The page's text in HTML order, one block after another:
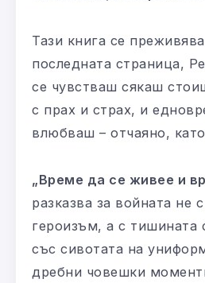
Тази книга се
последната страница,
се чувстваш сякаш
с прах и страх, и
влюбваш – отчаяно,
„Време да се живее и
разказва за войната не
героизъм, а с тишината
със сивотата на
дребни човешки